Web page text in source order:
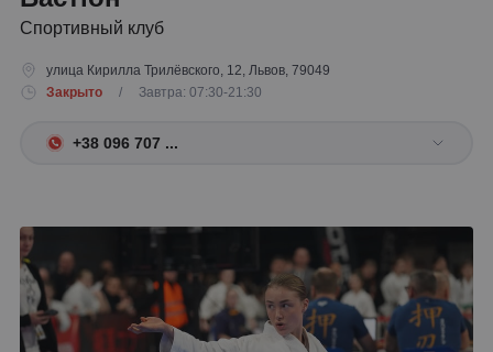
Спортивный клуб
улица Кирилла Трилёвского, 12, Львов, 79049
Закрыто
/ Завтра: 07:30-21:30
+38 096 707 ...